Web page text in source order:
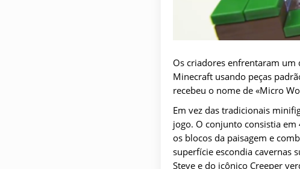
Os criadores enfrentaram um
Minecraft usando peças
recebeu o nome de «Micro
Em vez das tradicionais
jogo. O conjunto consistia
os blocos da paisagem e
superfície escondia cavernas
Steve e do icônico Creeper